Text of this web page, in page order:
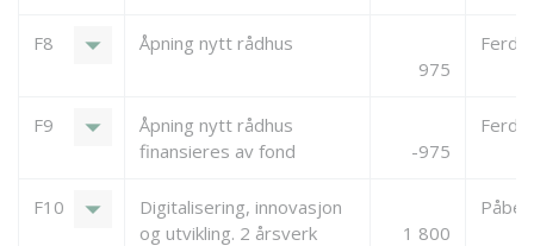
F8 arrow_drop_down
Åpning nytt rådhus
975
F9 arrow_drop_down
Åpning nytt rådhus
finansieres av fond
-975
F10 arrow_drop_down
Digitalisering, innovasjon
og utvikling. 2 årsverk
1 800